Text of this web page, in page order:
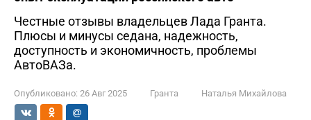
Честные отзывы владельцев Лада Гранта.
Плюсы и минусы седана, надежность,
доступность и экономичность, проблемы
АвтоВАЗа.
Опубликовано: 26 Авг 2025 Гранта Наталья Михайлова